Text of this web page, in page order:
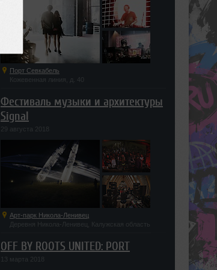
Порт Севкабель
Кожевенная линия, д. 40
Фестиваль музыки и архитектуры
Signal
29 августа 2018
Арт-парк Никола-Ленивец
Деревня Никола-Ленивец, Калужская область
OFF BY ROOTS UNITED: PORT
13 марта 2018